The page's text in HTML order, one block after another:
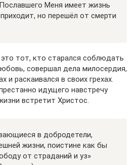
Меня имеет жизнь
но перешёл от смерти
тот, кто старался соблюдать
совершал дела милосердия,
и раскаивался в своих грехах.
идущего навстречу
встретит Христос.
в добродетели,
жизни, поистине как бы
от страданий и уз»